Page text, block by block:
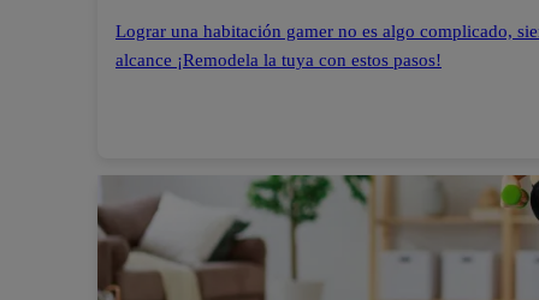
Lograr una habitación gamer no es algo complicado,
alcance ¡Remodela la tuya con estos pasos!